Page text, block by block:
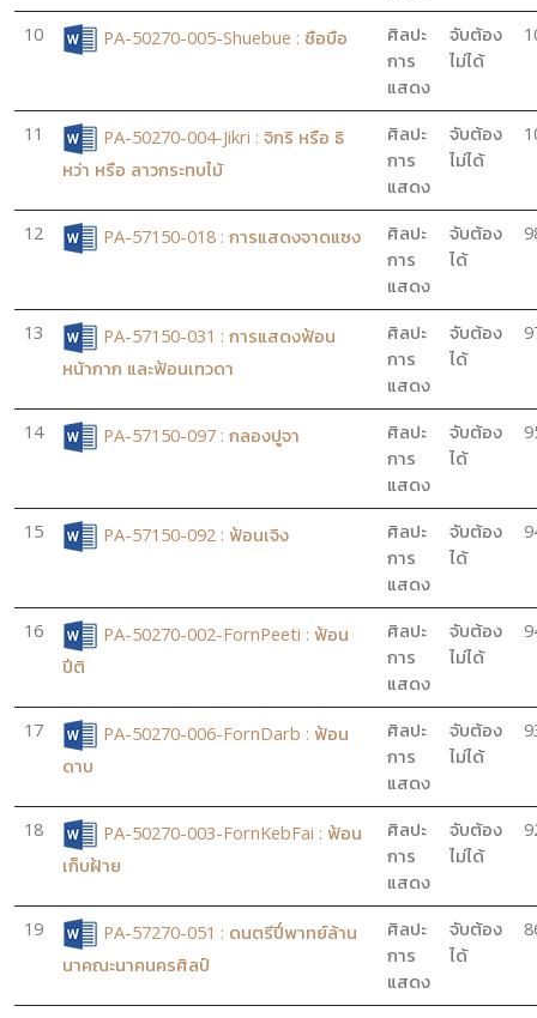
10 PA-50270-005-Shuebue : ชือบือ
ศิลปะ
การ
แสดง
จับต้อง
ไม่ได้
11
PA-50270-004-Jikri : จิกริ หรือ ธิ
หว่า หรือ ลาวกระทบไม้
ศิลปะ
การ
แสดง
จับต้อง
ไม่ได้
12 PA-57150-018 : การแสดงจาดแซง
ศิลปะ
การ
แสดง
จับต้อง
ได้
13
PA-57150-031 : การแสดงฟ้อน
หน้ากาก และฟ้อนเทวดา
ศิลปะ
การ
แสดง
จับต้อง
ได้
14 PA-57150-097 : กลองปูจา
ศิลปะ
การ
แสดง
จับต้อง
ได้
15 PA-57150-092 : ฟ้อนเจิง
ศิลปะ
การ
แสดง
จับต้อง
ได้
16
PA-50270-002-FornPeeti : ฟ้อน
ปีติ
ศิลปะ
การ
แสดง
จับต้อง
ไม่ได้
17
PA-50270-006-FornDarb : ฟ้อน
ดาบ
ศิลปะ
การ
แสดง
จับต้อง
ไม่ได้
18
PA-50270-003-FornKebFai : ฟ้อน
เก็บฝ้าย
ศิลปะ
การ
แสดง
จับต้อง
ไม่ได้
19
PA-57270-051 : ดนตรีปี่พาทย์ล้าน
นาคณะนาคนครศิลป์
ศิลปะ
การ
แสดง
จับต้อง
ได้